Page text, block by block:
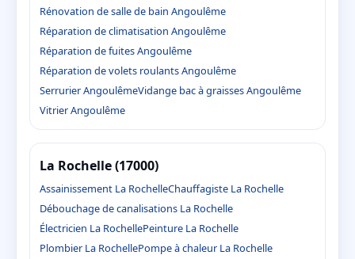
Rénovation de salle de bain Angoulême
Réparation de climatisation Angoulême
Réparation de fuites Angoulême
Réparation de volets roulants Angoulême
Serrurier AngoulêmeVidange bac à graisses Angoulême
Vitrier Angoulême
La Rochelle (17000)
Assainissement La RochelleChauffagiste La Rochelle
Débouchage de canalisations La Rochelle
Électricien La RochellePeinture La Rochelle
Plombier La RochellePompe à chaleur La Rochelle